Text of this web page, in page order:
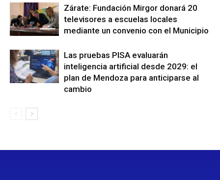
Zárate: Fundación Mirgor donará 20
televisores a escuelas locales
mediante un convenio con el Municipio
Las pruebas PISA evaluarán
inteligencia artificial desde 2029: el
plan de Mendoza para anticiparse al
cambio